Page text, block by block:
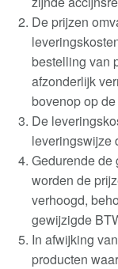
De prijzen
bestelling van
afzonderlijk
bovenop op
De
leveringswijze
Gedurende de
worden de
verhoogd,
gewijzigde
In afwijking
producten